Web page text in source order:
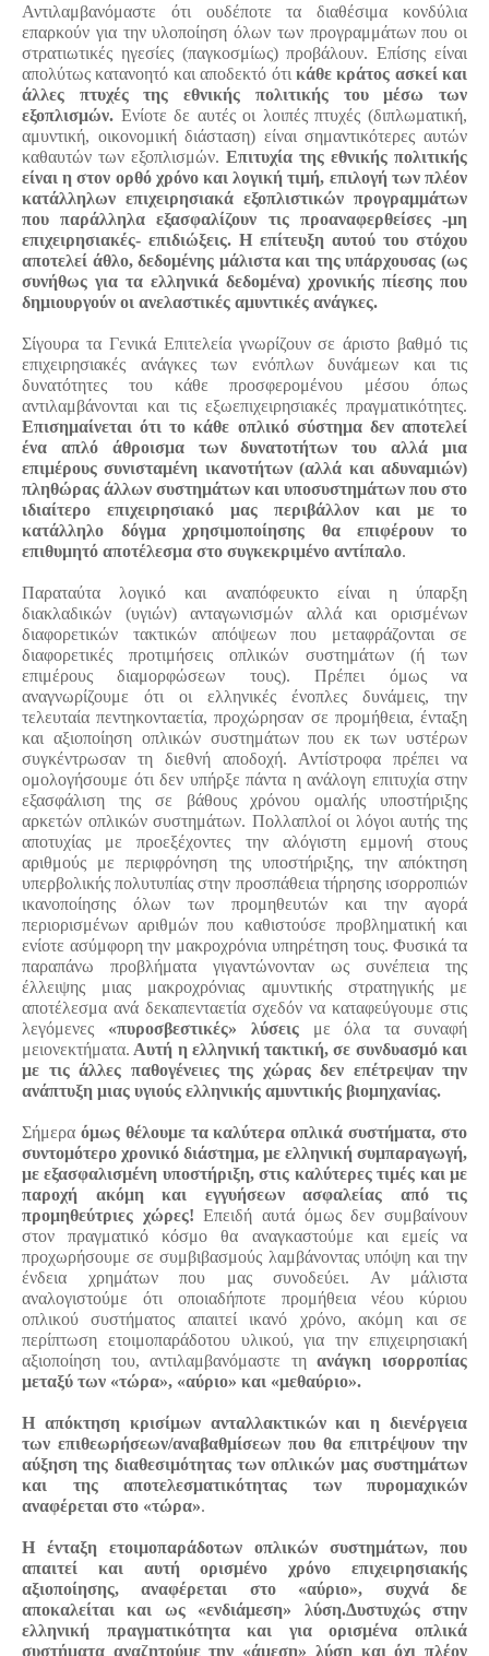
Αντιλαμβανόμαστε ότι ουδέποτε τα διαθέσιμα κονδύλια
επαρκούν για την υλοποίηση όλων των προγραμμάτων που οι
στρατιωτικές ηγεσίες (παγκοσμίως) προβάλουν. Επίσης είναι
απολύτως κατανοητό και αποδεκτό ότι κάθε κράτος ασκεί και
άλλες πτυχές της εθνικής πολιτικής του μέσω των
εξοπλισμών. Ενίοτε δε αυτές οι λοιπές πτυχές (διπλωματική,
αμυντική, οικονομική διάσταση) είναι σημαντικότερες αυτών
καθαυτών των εξοπλισμών. Επιτυχία της εθνικής πολιτικής
είναι η στον ορθό χρόνο και λογική τιμή, επιλογή των πλέον
κατάλληλων επιχειρησιακά εξοπλιστικών προγραμμάτων
που παράλληλα εξασφαλίζουν τις προαναφερθείσες -μη
επιχειρησιακές- επιδιώξεις. Η επίτευξη αυτού του στόχου
αποτελεί άθλο, δεδομένης μάλιστα και της υπάρχουσας (ως
συνήθως για τα ελληνικά δεδομένα) χρονικής πίεσης που
δημιουργούν οι ανελαστικές αμυντικές ανάγκες.
Σίγουρα τα Γενικά Επιτελεία γνωρίζουν σε άριστο βαθμό τις
επιχειρησιακές ανάγκες των ενόπλων δυνάμεων και τις
δυνατότητες του κάθε προσφερομένου μέσου όπως
αντιλαμβάνονται και τις εξωεπιχειρησιακές πραγματικότητες.
Επισημαίνεται ότι το κάθε οπλικό σύστημα δεν αποτελεί
ένα απλό άθροισμα των δυνατοτήτων του αλλά μια
επιμέρους συνισταμένη ικανοτήτων (αλλά και αδυναμιών)
πληθώρας άλλων συστημάτων και υποσυστημάτων που στο
ιδιαίτερο επιχειρησιακό μας περιβάλλον και με το
κατάλληλο δόγμα χρησιμοποίησης θα επιφέρουν το
επιθυμητό αποτέλεσμα στο συγκεκριμένο αντίπαλο.
Παραταύτα λογικό και αναπόφευκτο είναι η ύπαρξη
διακλαδικών (υγιών) ανταγωνισμών αλλά και ορισμένων
διαφορετικών τακτικών απόψεων που μεταφράζονται σε
διαφορετικές προτιμήσεις οπλικών συστημάτων (ή των
επιμέρους διαμορφώσεων τους). Πρέπει όμως να
αναγνωρίζουμε ότι οι ελληνικές ένοπλες δυνάμεις, την
τελευταία πεντηκονταετία, προχώρησαν σε προμήθεια, ένταξη
και αξιοποίηση οπλικών συστημάτων που εκ των υστέρων
συγκέντρωσαν τη διεθνή αποδοχή. Αντίστροφα πρέπει να
ομολογήσουμε ότι δεν υπήρξε πάντα η ανάλογη επιτυχία στην
εξασφάλιση της σε βάθους χρόνου ομαλής υποστήριξης
αρκετών οπλικών συστημάτων. Πολλαπλοί οι λόγοι αυτής της
αποτυχίας με προεξέχοντες την αλόγιστη εμμονή στους
αριθμούς με περιφρόνηση της υποστήριξης, την απόκτηση
υπερβολικής πολυτυπίας στην προσπάθεια τήρησης ισορροπιών
ικανοποίησης όλων των προμηθευτών και την αγορά
περιορισμένων αριθμών που καθιστούσε προβληματική και
ενίοτε ασύμφορη την μακροχρόνια υπηρέτηση τους. Φυσικά τα
παραπάνω προβλήματα γιγαντώνονταν ως συνέπεια της
έλλειψης μιας μακροχρόνιας αμυντικής στρατηγικής με
αποτέλεσμα ανά δεκαπενταετία σχεδόν να καταφεύγουμε στις
λεγόμενες «πυροσβεστικές» λύσειςμε όλα τα συναφή
μειονεκτήματα. Αυτή η ελληνική τακτική, σε συνδυασμό και
με τις άλλες παθογένειες της χώρας δεν επέτρεψαν την
ανάπτυξη μιας υγιούς ελληνικής αμυντικής βιομηχανίας.
Σήμερα όμως θέλουμε τα καλύτερα οπλικά συστήματα, στο
συντομότερο χρονικό διάστημα, με ελληνική συμπαραγωγή,
με εξασφαλισμένη υποστήριξη, στις καλύτερες τιμές και με
παροχή ακόμη και εγγυήσεων ασφαλείας από τις
προμηθεύτριες χώρες! Επειδή αυτά όμως δεν συμβαίνουν
στον πραγματικό κόσμο θα αναγκαστούμε και εμείς να
προχωρήσουμε σε συμβιβασμούς λαμβάνοντας υπόψη και την
ένδεια χρημάτων που μας συνοδεύει. Αν μάλιστα
αναλογιστούμε ότι οποιαδήποτε προμήθεια νέου κύριου
οπλικού συστήματος απαιτεί ικανό χρόνο, ακόμη και σε
περίπτωση ετοιμοπαράδοτου υλικού, για την επιχειρησιακή
αξιοποίηση του, αντιλαμβανόμαστε τηανάγκη ισορροπίας
μεταξύ των «τώρα», «αύριο» και «μεθαύριο».
Η απόκτηση κρισίμων ανταλλακτικών και η διενέργεια
των επιθεωρήσεων/αναβαθμίσεων που θα επιτρέψουν την
αύξηση της διαθεσιμότητας των οπλικών μας συστημάτων
και της αποτελεσματικότητας των πυρομαχικών
αναφέρεται στο «τώρα».
Η ένταξη ετοιμοπαράδοτων οπλικών συστημάτων, που
απαιτεί και αυτή ορισμένο χρόνο επιχειρησιακής
αξιοποίησης, αναφέρεται στο «αύριο», συχνά δε
αποκαλείται και ως «ενδιάμεση» λύση.Δυστυχώς στην
ελληνική πραγματικότητα και για ορισμένα οπλικά
συστήματα αναζητούμε την «άμεση» λύση και όχι πλέον